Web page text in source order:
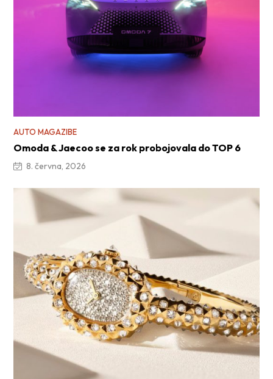
AUTO MAGAZIBE
Omoda & Jaecoo se za rok probojovala do TOP 6
8. června, 2026